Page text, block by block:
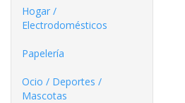
Hogar /
Electrodomésticos
Papelería
Ocio / Deportes /
Mascotas